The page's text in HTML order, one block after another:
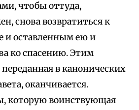
чтобы оттуда,
снова возвратиться к
и оставленным ею и
ко спасению. Этим
в канонических
оканчивается.
которую воинствующая